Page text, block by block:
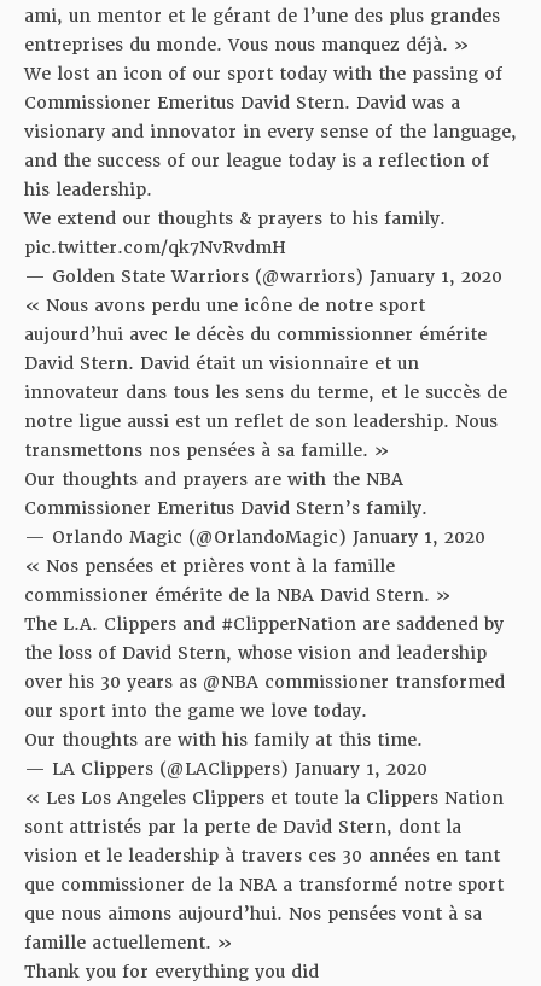
ami, un mentor et le gérant de l’une des plus grandes
entreprises du monde. Vous nous manquez déjà. »
We lost an icon of our sport today with the passing of
Commissioner Emeritus David Stern. David was a
visionary and innovator in every sense of the language,
and the success of our league today is a reflection of
his leadership.
We extend our thoughts & prayers to his family.
pic.twitter.com/qk7NvRvdmH
— Golden State Warriors (@warriors) January 1, 2020
« Nous avons perdu une icône de notre sport
aujourd’hui avec le décès du commissionner émérite
David Stern. David était un visionnaire et un
innovateur dans tous les sens du terme, et le succès de
notre ligue aussi est un reflet de son leadership. Nous
transmettons nos pensées à sa famille. »
Our thoughts and prayers are with the NBA
Commissioner Emeritus David Stern’s family.
— Orlando Magic (@OrlandoMagic) January 1, 2020
« Nos pensées et prières vont à la famille
commissioner émérite de la NBA David Stern. »
The L.A. Clippers and #ClipperNation are saddened by
the loss of David Stern, whose vision and leadership
over his 30 years as @NBA commissioner transformed
our sport into the game we love today.
Our thoughts are with his family at this time.
— LA Clippers (@LAClippers) January 1, 2020
« Les Los Angeles Clippers et toute la Clippers Nation
sont attristés par la perte de David Stern, dont la
vision et le leadership à travers ces 30 années en tant
que commissioner de la NBA a transformé notre sport
que nous aimons aujourd’hui. Nos pensées vont à sa
famille actuellement. »
Thank you for everything you did